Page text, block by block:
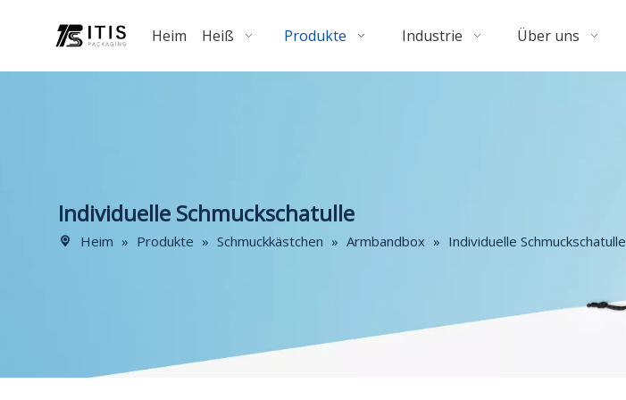
Heim Heiß Produkte Industrie Über uns
Individuelle Schmuckschatulle
Heim » Produkte » Schmuckkästchen » Armbandbox » Individuelle Schmuckschatulle